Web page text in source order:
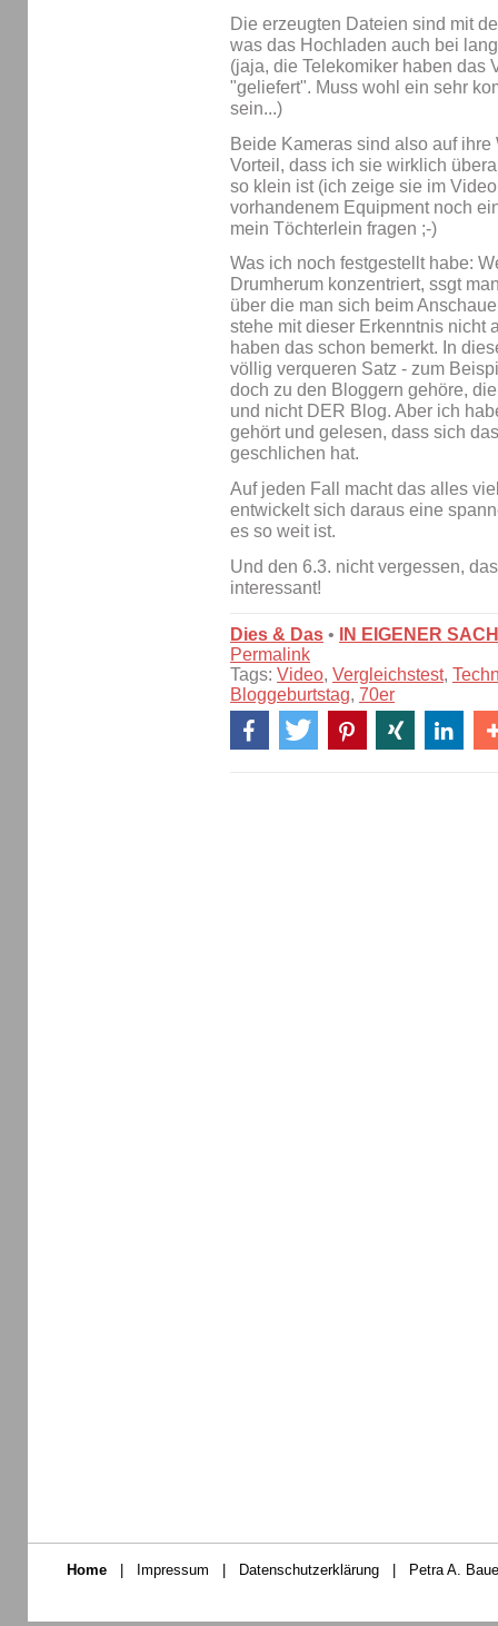
Die erzeugten Dateien sind mit
was das Hochladen auch bei
(jaja, die Telekomiker haben das
"geliefert". Muss wohl ein sehr
sein...)
Beide Kameras sind also auf
Vorteil, dass ich sie wirklich
so klein ist (ich zeige sie im
vorhandenem Equipment noch
mein Töchterlein fragen ;-)
Was ich noch festgestellt habe:
Drumherum konzentriert, ssgt
über die man sich beim
stehe mit dieser Erkenntnis nicht
haben das schon bemerkt. In
völlig verqueren Satz - zum
doch zu den Bloggern gehöre,
und nicht DER Blog. Aber ich
gehört und gelesen, dass sich
geschlichen hat.
Auf jeden Fall macht das alles
entwickelt sich daraus eine
es so weit ist.
Und den 6.3. nicht vergessen,
interessant!
Dies & Das •
IN EIGENER
Permalink
Tags: Video, Vergleichstest,
Bloggeburtstag, 70er
Home Impressum Datenschutzerklärung Petra A.